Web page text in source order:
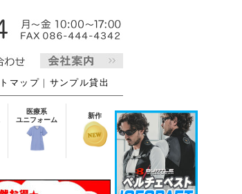
マップ ｜ サンプル貸出
医療系
ユニフォーム
新作